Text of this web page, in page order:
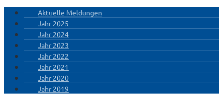
Aktuelle Meldungen
Jahr 2025
Jahr 2024
Jahr 2023
Jahr 2022
Jahr 2021
Jahr 2020
Jahr 2019